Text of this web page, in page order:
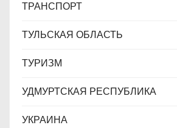
ТРАНСПОРТ
ТУЛЬСКАЯ ОБЛАСТЬ
ТУРИЗМ
УДМУРТСКАЯ РЕСПУБЛИКА
УКРАИНА